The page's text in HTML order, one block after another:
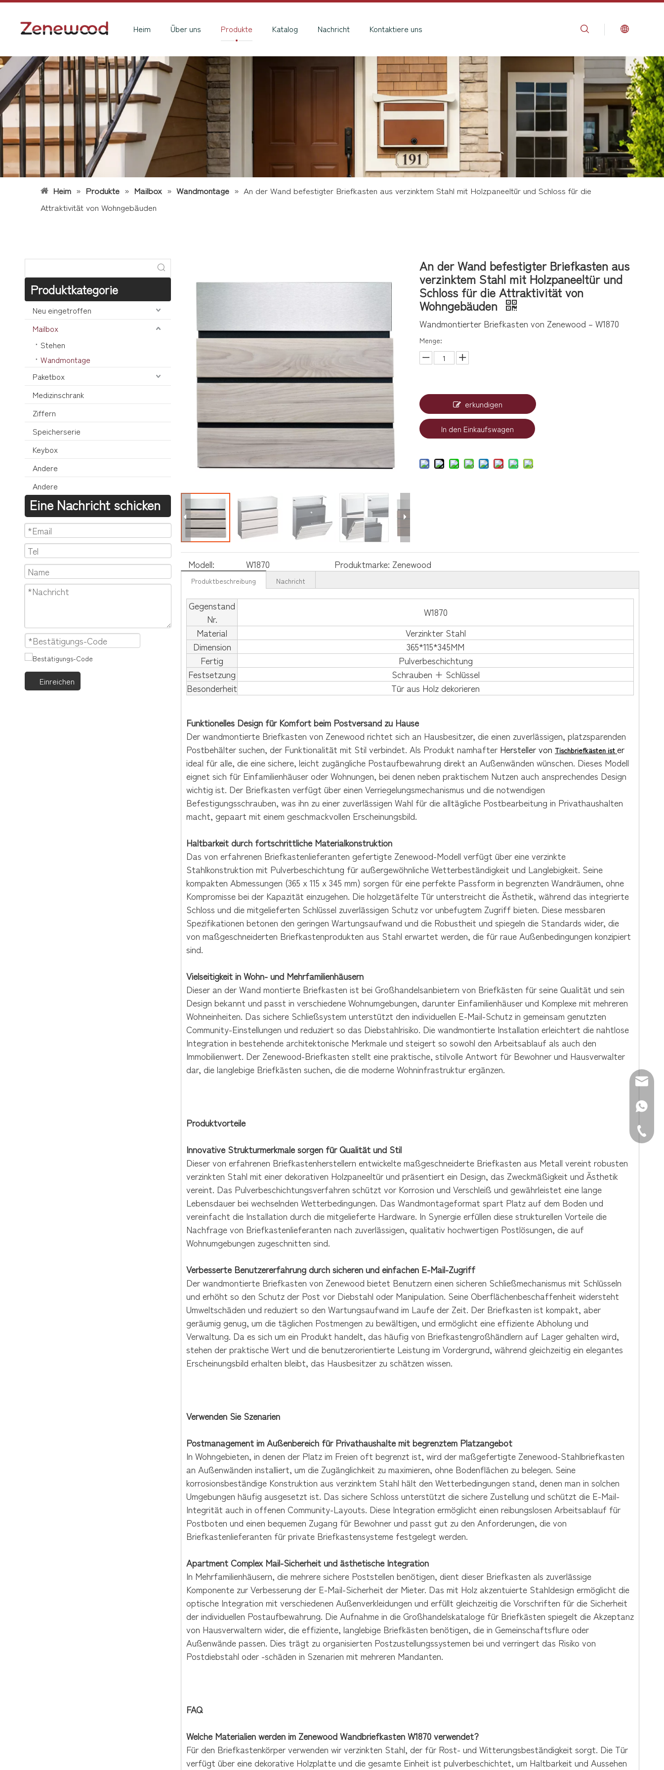
Heim Über uns Produkte Katalog Nachricht Kontaktiere uns
Heim » Produkte » Mailbox » Wandmontage » An der Wand befestigter Briefkasten aus verzinktem Stahl mit Holzpaneeltür und Schloss für die
Attraktivität von Wohngebäuden
Produktkategorie
Neu eingetroffen
Mailbox
Stehen
Wandmontage
Paketbox
Medizinschrank
Ziffern
Speicherserie
Keybox
Andere
Andere
Eine Nachricht schicken
Einreichen
An der Wand befestigter Briefkasten aus
verzinktem Stahl mit Holzpaneeltür und
Schloss für die Attraktivität von
Wohngebäuden
Wandmontierter Briefkasten von Zenewood – W1870
Menge:
erkundigen
In den Einkaufswagen
Modell: W1870 Produktmarke: Zenewood
Produktbeschreibung Nachricht
Gegenstand
Nr.
W1870
Material
Verzinkter Stahl
Dimension
365*115*345MM
Fertig
Pulverbeschichtung
Festsetzung
Schrauben + Schlüssel
Besonderheit
Tür aus Holz dekorieren
Funktionelles Design für Komfort beim Postversand zu Hause
Der wandmontierte Briefkasten von Zenewood richtet sich an Hausbesitzer, die einen zuverlässigen, platzsparenden
Postbehälter suchen, der Funktionalität mit Stil verbindet. Als Produkt namhafter Hersteller von Tischbriefkästen ist er
ideal für alle, die eine sichere, leicht zugängliche Postaufbewahrung direkt an Außenwänden wünschen. Dieses Modell
eignet sich für Einfamilienhäuser oder Wohnungen, bei denen neben praktischem Nutzen auch ansprechendes Design
wichtig ist. Der Briefkasten verfügt über einen Verriegelungsmechanismus und die notwendigen
Befestigungsschrauben, was ihn zu einer zuverlässigen Wahl für die alltägliche Postbearbeitung in Privathaushalten
macht, gepaart mit einem geschmackvollen Erscheinungsbild.
Haltbarkeit durch fortschrittliche Materialkonstruktion
Das von erfahrenen Briefkastenlieferanten gefertigte Zenewood-Modell verfügt über eine verzinkte
Stahlkonstruktion mit Pulverbeschichtung für außergewöhnliche Wetterbeständigkeit und Langlebigkeit. Seine
kompakten Abmessungen (365 x 115 x 345 mm) sorgen für eine perfekte Passform in begrenzten Wandräumen, ohne
Kompromisse bei der Kapazität einzugehen. Die holzgetäfelte Tür unterstreicht die Ästhetik, während das integrierte
Schloss und die mitgelieferten Schlüssel zuverlässigen Schutz vor unbefugtem Zugriff bieten. Diese messbaren
Spezifikationen betonen den geringen Wartungsaufwand und die Robustheit und spiegeln die Standards wider, die
von maßgeschneiderten Briefkastenprodukten aus Stahl erwartet werden, die für raue Außenbedingungen konzipiert
sind.
Vielseitigkeit in Wohn- und Mehrfamilienhäusern
Dieser an der Wand montierte Briefkasten ist bei Großhandelsanbietern von Briefkästen für seine Qualität und sein
Design bekannt und passt in verschiedene Wohnumgebungen, darunter Einfamilienhäuser und Komplexe mit mehreren
Wohneinheiten. Das sichere Schließsystem unterstützt den individuellen E-Mail-Schutz in gemeinsam genutzten
Community-Einstellungen und reduziert so das Diebstahlrisiko. Die wandmontierte Installation erleichtert die nahtlose
Integration in bestehende architektonische Merkmale und steigert so sowohl den Arbeitsablauf als auch den
Immobilienwert. Der Zenewood-Briefkasten stellt eine praktische, stilvolle Antwort für Bewohner und Hausverwalter
dar, die langlebige Briefkästen suchen, die die moderne Wohninfrastruktur ergänzen.
Produktvorteile
Innovative Strukturmerkmale sorgen für Qualität und Stil
Dieser von erfahrenen Briefkastenherstellern entwickelte maßgeschneiderte Briefkasten aus Metall vereint robusten
verzinkten Stahl mit einer dekorativen Holzpaneeltür und präsentiert ein Design, das Zweckmäßigkeit und Ästhetik
vereint. Das Pulverbeschichtungsverfahren schützt vor Korrosion und Verschleiß und gewährleistet eine lange
Lebensdauer bei wechselnden Wetterbedingungen. Das Wandmontageformat spart Platz auf dem Boden und
vereinfacht die Installation durch die mitgelieferte Hardware. In Synergie erfüllen diese strukturellen Vorteile die
Nachfrage von Briefkastenlieferanten nach zuverlässigen, qualitativ hochwertigen Postlösungen, die auf
Wohnumgebungen zugeschnitten sind.
Verbesserte Benutzererfahrung durch sicheren und einfachen E-Mail-Zugriff
Der wandmontierte Briefkasten von Zenewood bietet Benutzern einen sicheren Schließmechanismus mit Schlüsseln
und erhöht so den Schutz der Post vor Diebstahl oder Manipulation. Seine Oberflächenbeschaffenheit widersteht
Umweltschäden und reduziert so den Wartungsaufwand im Laufe der Zeit. Der Briefkasten ist kompakt, aber
geräumig genug, um die täglichen Postmengen zu bewältigen, und ermöglicht eine effiziente Abholung und
Verwaltung. Da es sich um ein Produkt handelt, das häufig von Briefkastengroßhändlern auf Lager gehalten wird,
stehen der praktische Wert und die benutzerorientierte Leistung im Vordergrund, während gleichzeitig ein elegantes
Erscheinungsbild erhalten bleibt, das Hausbesitzer zu schätzen wissen.
Verwenden Sie Szenarien
Postmanagement im Außenbereich für Privathaushalte mit begrenztem Platzangebot
In Wohngebieten, in denen der Platz im Freien oft begrenzt ist, wird der maßgefertigte Zenewood-Stahlbriefkasten
an Außenwänden installiert, um die Zugänglichkeit zu maximieren, ohne Bodenflächen zu belegen. Seine
korrosionsbeständige Konstruktion aus verzinktem Stahl hält den Wetterbedingungen stand, denen man in solchen
Umgebungen häufig ausgesetzt ist. Das sichere Schloss unterstützt die sichere Zustellung und schützt die E-Mail-
Integrität auch in offenen Community-Layouts. Diese Integration ermöglicht einen reibungslosen Arbeitsablauf für
Postboten und einen bequemen Zugang für Bewohner und passt gut zu den Anforderungen, die von
Briefkastenlieferanten für private Briefkastensysteme festgelegt werden.
Apartment Complex Mail-Sicherheit und ästhetische Integration
In Mehrfamilienhäusern, die mehrere sichere Poststellen benötigen, dient dieser Briefkasten als zuverlässige
Komponente zur Verbesserung der E-Mail-Sicherheit der Mieter. Das mit Holz akzentuierte Stahldesign ermöglicht die
optische Integration mit verschiedenen Außenverkleidungen und erfüllt gleichzeitig die Vorschriften für die Sicherheit
der individuellen Postaufbewahrung. Die Aufnahme in die Großhandelskataloge für Briefkästen spiegelt die Akzeptanz
von Hausverwaltern wider, die effiziente, langlebige Briefkästen benötigen, die in Gemeinschaftsflure oder
Außenwände passen. Dies trägt zu organisierten Postzustellungssystemen bei und verringert das Risiko von
Postdiebstahl oder -schäden in Szenarien mit mehreren Mandanten.
FAQ
Welche Materialien werden im Zenewood Wandbriefkasten W1870 verwendet?
Für den Briefkastenkörper verwenden wir verzinkten Stahl, der für Rost- und Witterungsbeständigkeit sorgt. Die Tür
verfügt über eine dekorative Holzplatte und die gesamte Einheit ist pulverbeschichtet, um Haltbarkeit und Aussehen
E-Mail:
Tel.: